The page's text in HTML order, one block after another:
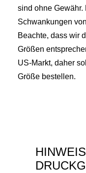
sind ohne
Schwankungen
Beachte, dass wir
Größen
US-Markt, daher
Größe bestellen.